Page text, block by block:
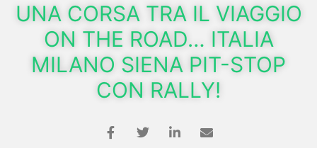
UNA CORSA TRA IL VIAGGIO
ON THE ROAD… ITALIA
MILANO SIENA PIT-STOP
CON RALLY!